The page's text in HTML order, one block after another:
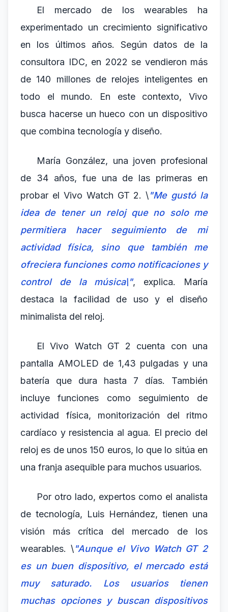
El mercado de los wearables ha
experimentado un crecimiento significativo
en los últimos años. Según datos de la
consultora IDC, en 2022 se vendieron más
de 140 millones de relojes inteligentes en
todo el mundo. En este contexto, Vivo
busca hacerse un hueco con un dispositivo
que combina tecnología y diseño.
María González, una joven profesional
de 34 años, fue una de las primeras en
probar el Vivo Watch GT 2. \"Me gustó la
idea de tener un reloj que no solo me
permitiera hacer seguimiento de mi
actividad física, sino que también me
ofreciera funciones como notificaciones y
control de la música\", explica. María
destaca la facilidad de uso y el diseño
minimalista del reloj.
El Vivo Watch GT 2 cuenta con una
pantalla AMOLED de 1,43 pulgadas y una
batería que dura hasta 7 días. También
incluye funciones como seguimiento de
actividad física, monitorización del ritmo
cardíaco y resistencia al agua. El precio del
reloj es de unos 150 euros, lo que lo sitúa en
una franja asequible para muchos usuarios.
Por otro lado, expertos como el analista
de tecnología, Luis Hernández, tienen una
visión más crítica del mercado de los
wearables. \"Aunque el Vivo Watch GT 2
es un buen dispositivo, el mercado está
muy saturado. Los usuarios tienen
muchas opciones y buscan dispositivos